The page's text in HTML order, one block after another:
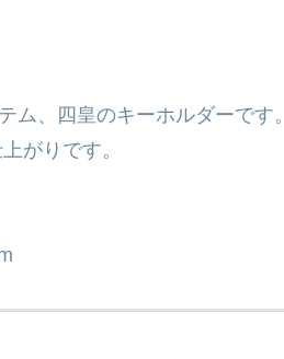
ム、四皇のキーホルダーです。
がりです。